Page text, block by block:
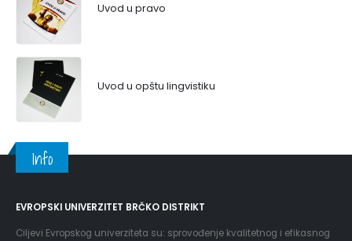
Uvod u pravo
Uvod u opštu lingvistiku
Info
EVROPSKI UNIVERZITET BRČKO DISTRIKT
Ciljevi Evropskog univerziteta su: sprovođenje kvalitetnog i efikasnog